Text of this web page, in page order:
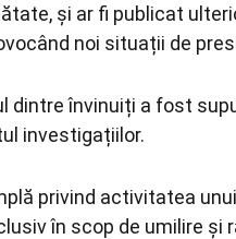
și ar fi publicat
noi situații de
dintre învinuiți a fost
investigațiilor.
privind activitatea
în scop de umilire și